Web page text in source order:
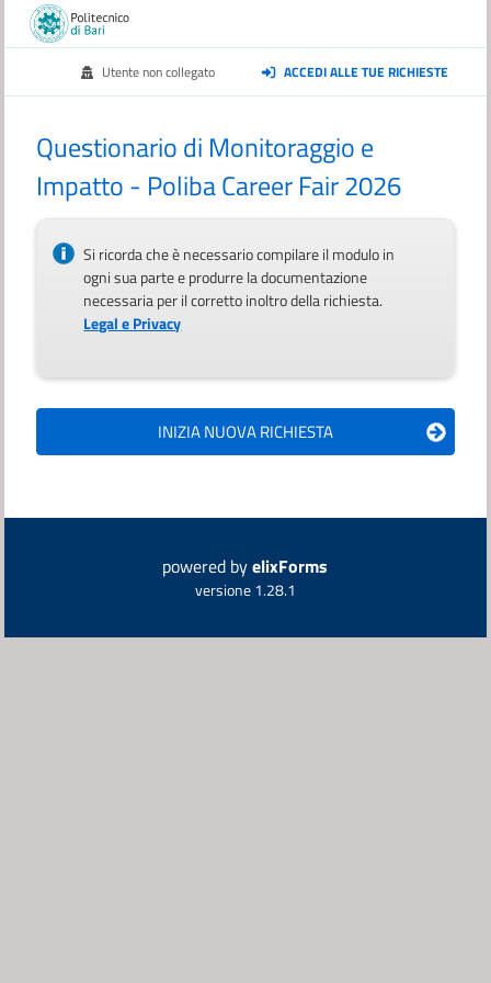
Utente non collegato ACCEDI ALLE TUE RICHIESTE
Questionario di Monitoraggio e
Impatto - Poliba Career Fair 2026
Si ricorda che è necessario compilare il modulo in
ogni sua parte e produrre la documentazione
necessaria per il corretto inoltro della richiesta.
Legal e Privacy
powered byelixForms
versione 1.28.1